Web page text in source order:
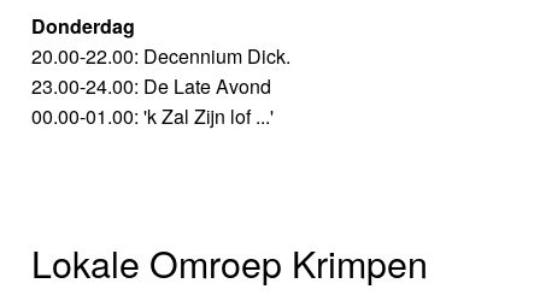
Donderdag
20.00-22.00: Decennium Dick.
23.00-24.00: De Late Avond
00.00-01.00: 'k Zal Zijn lof ...'
Lokale Omroep Krimpen